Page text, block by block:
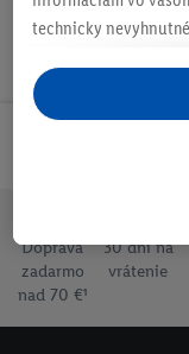
Doprava
zadarmo
nad 70 €¹
30 dní na
vrátenie
technicky
personalizovanú
ste účastníkom
aj údaje z vášho
následne si
tiež vytvoriť
ktorú tam uvediete,